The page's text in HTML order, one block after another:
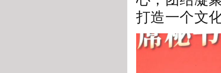
打造一个文